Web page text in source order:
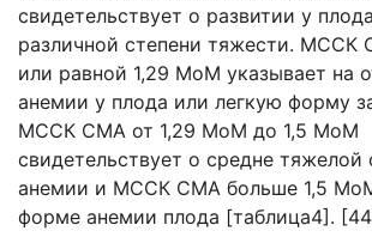
свидетельствует о развитии у
различной степени тяжести.
или равной 1,29 МоМ указывает на
анемии у плода или легкую форму
МССК СМА от 1,29 МоМ до 1,5 МоМ
свидетельствует о средне тяжелой
анемии и МССК СМА больше 1,5
форме анемии плода [таблица4].